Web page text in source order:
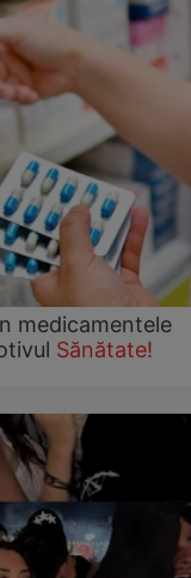
medicamentele
Sănătate!